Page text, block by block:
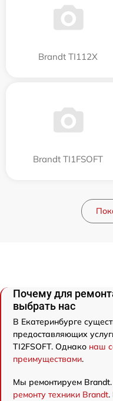
Brandt TI112X
Brandt TI1FSOFT
Почему для
выбрать нас
В Екатеринбурге
предоставляющих
TI2FSOFT. Однако наш
преимуществами.
Мы ремонтируем
ремонту техники Brandt.